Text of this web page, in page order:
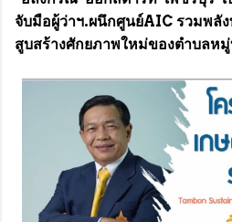
จับมือผู้ว่าฯ.ผนึกศูนย์AIC รวมพลั
สูบสร้างศักยภาพใหม่ของตำบลห